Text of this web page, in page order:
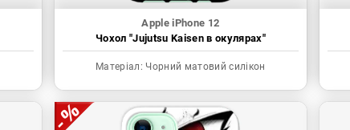
Apple iPhone 12
Чохол "Jujutsu Kaisen в окулярах"
Матеріал: Чорний матовий силікон